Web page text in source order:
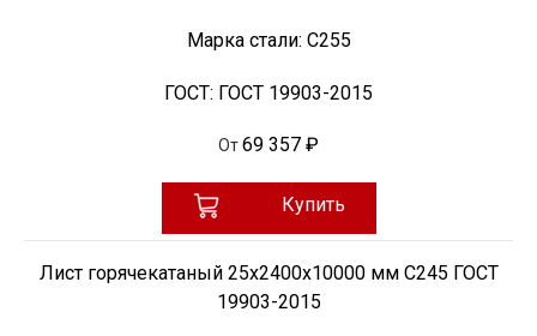
Марка стали: С255
ГОСТ: ГОСТ 19903-2015
От69 357 ₽
Купить
Лист горячекатаный 25х2400х10000 мм С245 ГОСТ
19903-2015